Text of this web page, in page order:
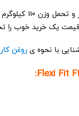
قیمت یک خرید خوب را
با نحوه یروغن